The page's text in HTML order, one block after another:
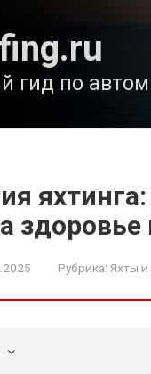
гид по
здоровье
Рубрика: Яхты и